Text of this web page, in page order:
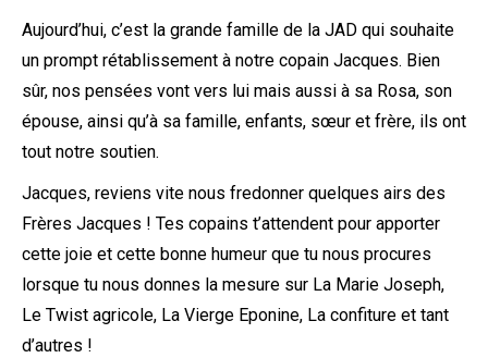
Aujourd’hui, c’est la grande famille de la JAD qui souhaite
un prompt rétablissement à notre copain Jacques. Bien
sûr, nos pensées vont vers lui mais aussi à sa Rosa, son
épouse, ainsi qu’à sa famille, enfants, sœur et frère, ils ont
tout notre soutien.
Jacques, reviens vite nous fredonner quelques airs des
Frères Jacques ! Tes copains t’attendent pour apporter
cette joie et cette bonne humeur que tu nous procures
lorsque tu nous donnes la mesure sur La Marie Joseph,
Le Twist agricole, La Vierge Eponine, La confiture et tant
d’autres !